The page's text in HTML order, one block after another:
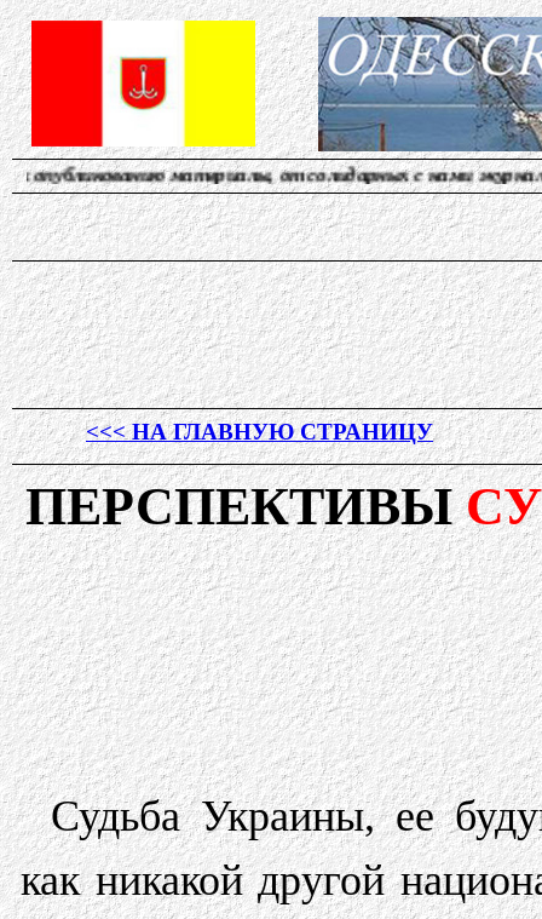
от солидарных с нами журналистов. Наш
<<< НА ГЛАВНУЮ СТРАНИЦУ
ПЕРСПЕКТИВЫ
Судьба Украины, ее
как никакой другой